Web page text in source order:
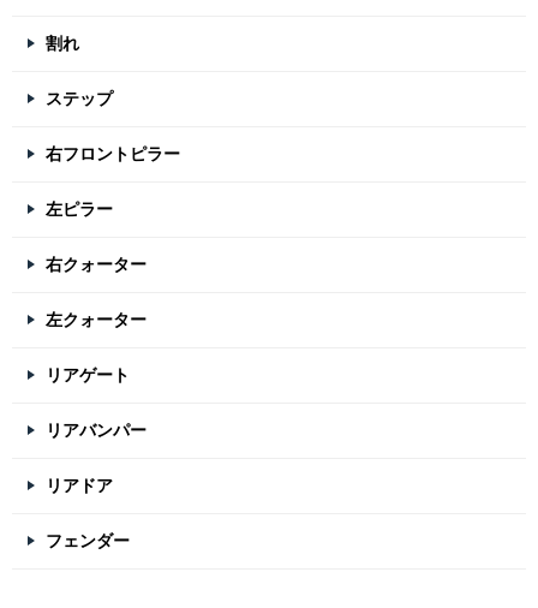
割れ
ステップ
右フロントピラー
左ピラー
右クォーター
左クォーター
リアゲート
リアバンパー
リアドア
フェンダー